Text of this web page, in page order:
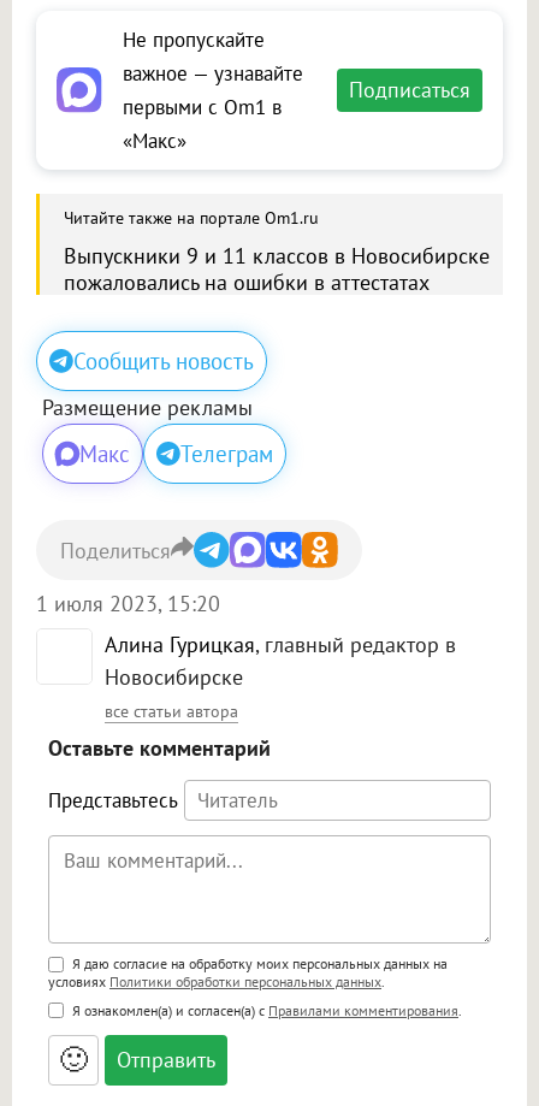
Не пропускайте
важное — узнавайте
первыми с Om1 в
«Макс»
Подписаться
Читайте также на портале Om1.ru
Выпускники 9 и 11 классов в Новосибирске
пожаловались на ошибки в аттестатах
Сообщить новость
Размещение рекламы
Макс Телеграм
Алина Гурицкая, главный редактор в
Новосибирске
все статьи автора
1 июля 2023, 15:20
Поделиться
Оставьте комментарий
Представьтесь
Поддержка HTML
<b>, <strong>, <u>, <i>, <em>, <s>, <big>,
<small>, <sup>, <sub>, <pre>, <ul>, <ol>, <li>,
<blockquote>, <code> экранирует HTML,
адреса URL автоматически становятся
ссылками, и [img]адрес[/img] будет
Я даю согласие на обработку моих персональных данных на
условиях Политики обработки персональных данных
Я ознакомлен(а) и согласен(а) с Правилами комментирования
🙂